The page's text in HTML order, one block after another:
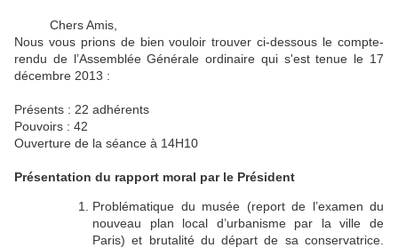
Chers Amis,
Nous vous prions de bien vouloir trouver ci-dessous le compte-
rendu de l’Assemblée Générale ordinaire qui s'est tenue le 17
décembre 2013 :
Présents : 22 adhérents
Pouvoirs : 42
Ouverture de la séance à 14H10
Présentation du rapport moral par le Président
Problématique du musée (report de l’examen du
nouveau plan local d’urbanisme par la ville de
Paris) et brutalité du départ de sa conservatrice.